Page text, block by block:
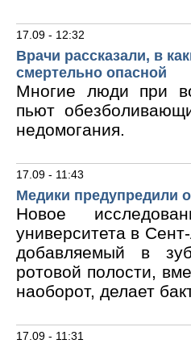
17.09 - 12:32
Врачи рассказали, в
смертельно опасной
Многие люди при
пьют
недомогания.
17.09 - 11:43
Медики предупредили
Новое
университета в
добавляемый в
ротовой полости,
наоборот, делает
17.09 - 11:31